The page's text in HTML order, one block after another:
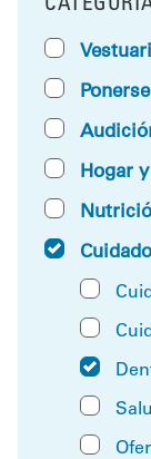
FILTRAR
Hogar